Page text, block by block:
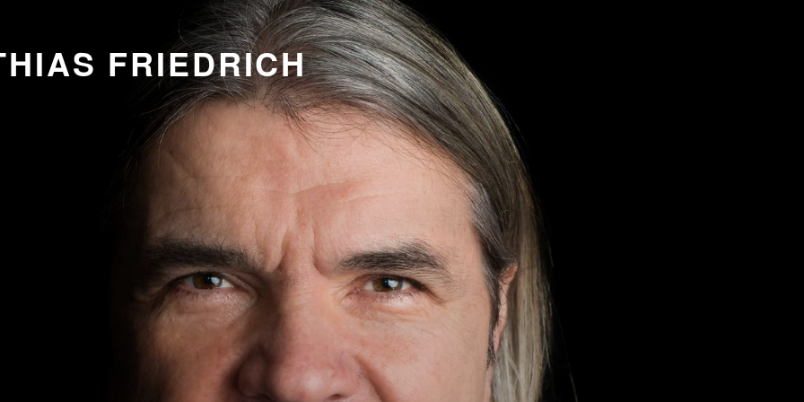
FRIEDRICH